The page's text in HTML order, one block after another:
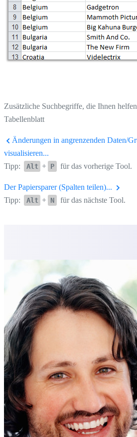
Zusätzliche Suchbegriffe, die Ihnen
Tabellenblatt
Änderungen in angrenzenden Daten/
visualisieren...
Tipp:
Alt + P für das vorherige Tool.
Der Papiersparer (Spalten teilen)...
Tipp:
Alt + N für das nächste Tool.